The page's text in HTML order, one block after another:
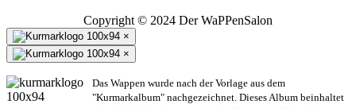
Copyright © 2024 Der WaPPenSalon
×
×
Das Wappen wurde nach der Vorlage aus dem
"Kurmarkalbum" nachgezeichnet. Dieses Album beinhaltet